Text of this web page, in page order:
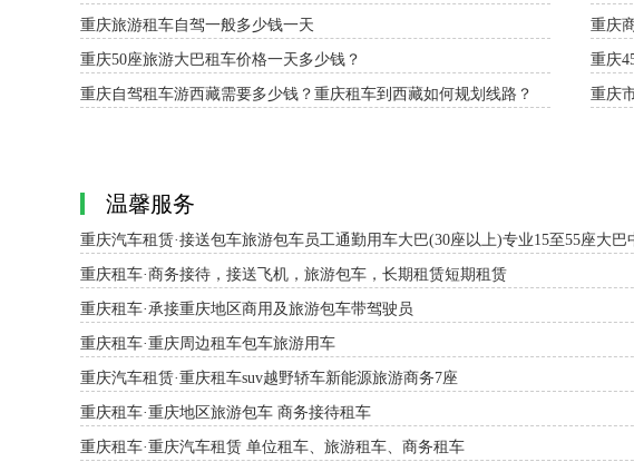
重庆旅游租车自驾一般多少钱一天 重庆
重庆50座旅游大巴租车价格一天多少钱？ 重庆
重庆自驾租车游西藏需要多少钱？重庆租车到西藏如何规划线路？ 重庆
温馨服务
重庆汽车租赁·接送包车旅游包车员工通勤用车大巴(30座以上)专业15至55座大巴
重庆租车·商务接待，接送飞机，旅游包车，长期租赁短期租赁
重庆租车·承接重庆地区商用及旅游包车带驾驶员
重庆租车·重庆周边租车包车旅游用车
重庆汽车租赁·重庆租车suv越野轿车新能源旅游商务7座
重庆租车·重庆地区旅游包车 商务接待租车
重庆租车·重庆汽车租赁 单位租车、旅游租车、商务租车